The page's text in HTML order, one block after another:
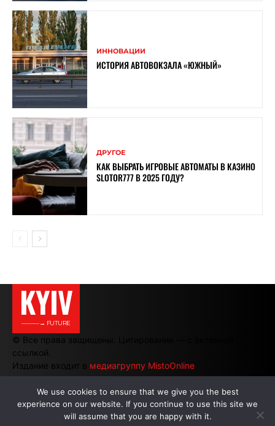
ИННОВАЦИИ
ИСТОРИЯ АВТОВОКЗАЛА «ЮЖНЫЙ»
ДРУГОЕ
КАК ВЫБРАТЬ ИГРОВЫЕ АВТОМАТЫ В КАЗИНО
SLOTOR777 В 2025 ГОДУ?
KYIV
———→ FUTURE
© Все права защищены. Цитирование — с активной
ссылкой.
Издание входит в медиагруппу MistoOnline
АВТОРЫ | РЕКЛАМА НА САЙТЕ
We use cookies to ensure that we give you the best
experience on our website. If you continue to use this site we
will assume that you are happy with it.